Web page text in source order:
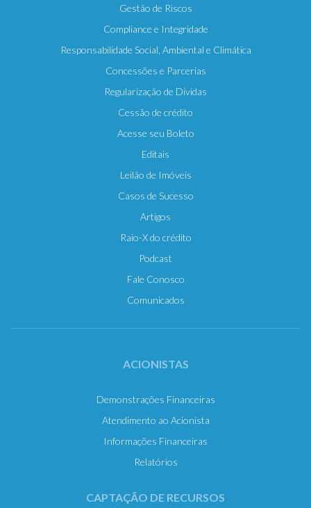
Gestão de Riscos
Compliance e Integridade
Responsabilidade Social, Ambiental e Climática
Concessões e Parcerias
Regularização de Dívidas
Cessão de crédito
Acesse seu Boleto
Editais
Leilão de Imóveis
Casos de Sucesso
Artigos
Raio-X do crédito
Podcast
Fale Conosco
Comunicados
ACIONISTAS
Demonstrações Financeiras
Atendimento ao Acionista
Informações Financeiras
Relatórios
CAPTAÇÃO DE RECURSOS